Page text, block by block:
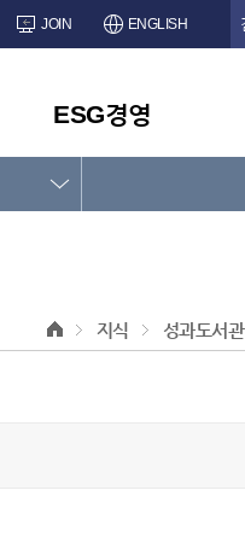
JOIN ENGLISH
ESG경영
지식 성과도서관